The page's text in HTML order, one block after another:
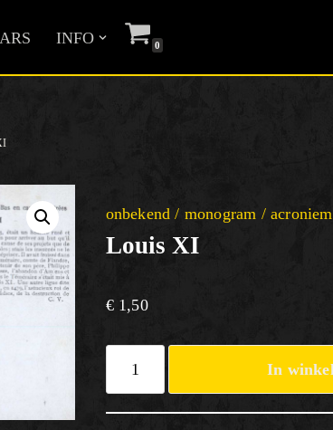
INFO 0
onbekend / monogram / acroniem
Louis XI
€1,50
In